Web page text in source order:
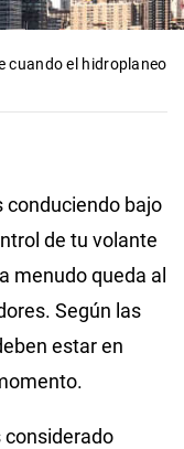
cuando el hidroplaneo
conduciendo bajo
de tu volante
menudo queda al
Según las
estar en
considerado